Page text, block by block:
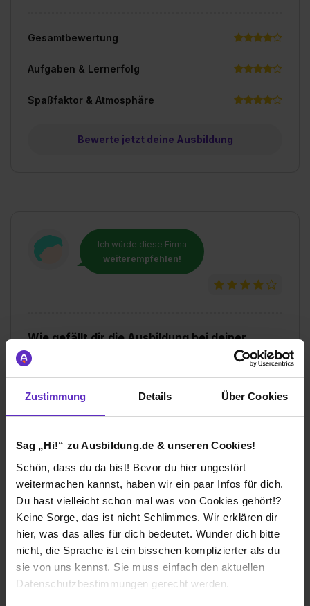
Zustimmung Details Über Cookies
Sag „Hi!“ zu Ausbildung.de & unseren Cookies!
Schön, dass du da bist! Bevor du hier ungestört
weitermachen kannst, haben wir ein paar Infos für dich.
Du hast vielleicht schon mal was von Cookies gehört!?
Keine Sorge, das ist nicht Schlimmes. Wir erklären dir
hier, was das alles für dich bedeutet. Wunder dich bitte
nicht, die Sprache ist ein bisschen komplizierter als du
sie von uns kennst. Sie muss einfach den aktuellen
Datenschutzbestimmungen gerecht werden.
Ich würde diese Firma
weiterempfehlen!
Wie gefällt dir die Ausbildung bei deiner
Firma?
werden im Unternehmen aufgegriffen und vertieft. Die
Betreuung der Projektarbeiten in den Praxisphasen
der Inhalte der Theorie- und Praxisphasen könnte
Wie gefällt dir dein Ausbildungsberuf?
Die Ausbildung in diesem Bereich ist sehr vielfältig. Der
Tätigkeitsbereich reicht von Sicherheitstechnik, über
Netzwerktechnik bis hin zur Energieversorgung. Die
Kombination zwischen Wirtschaft und Technik macht
den Aufgabenbereich abwechslungsreich.
Gesamtbewertung
Aufgaben & Lernerfolg
Spaßfaktor & Atmosphäre
Bewerte jetzt deine Ausbildung